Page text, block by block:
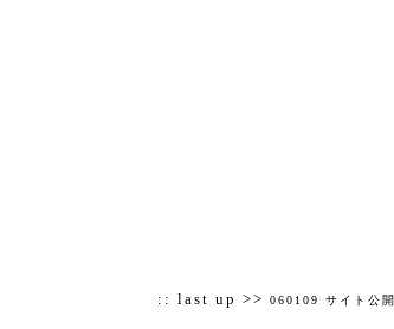
:: last up >> 060109 サイト公開